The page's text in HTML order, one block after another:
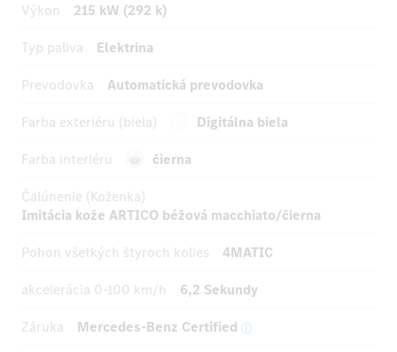
Výkon
215 kW (292 k)
Typ paliva
Elektrina
Prevodovka
Automatická prevodovka
Farba exteriéru (biela)
Digitálna biela
Farba interiéru
čierna
Čalúnenie (Koženka)
Imitácia kože ARTICO béžová macchiato/čierna
Pohon všetkých štyroch kolies
4MATIC
akcelerácia 0-100 km/h
6,2 Sekundy
Záruka
Mercedes-Benz Certified